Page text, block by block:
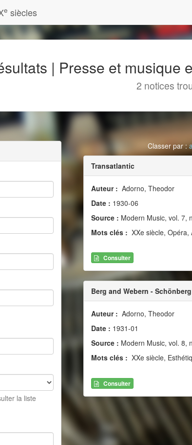
e siècles
| Presse et musique
2 notices
la liste
Classer par :
Transatlantic
Auteur : Adorno, Theodor
Date : 1930-06
Source : Modern Music, vol. 7,
Mots clés : XXe siècle,
Consulter
Berg and Webern -
Auteur : Adorno, Theodor
Date : 1931-01
Source : Modern Music, vol. 8,
Mots clés : XXe siècle,
Consulter